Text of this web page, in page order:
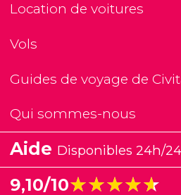
Location de voitures
Vols
Guides de voyage de
Qui sommes-nous
Aide Disponibles 24h/
9,10/10★★★★★
★★★★★